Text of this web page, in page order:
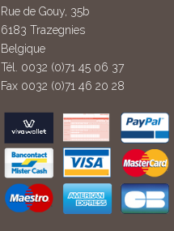
Rue de Gouy, 35b
6183 Trazegnies
Belgique
Tél. 0032 (0)71 45 06 37
Fax 0032 (0)71 46 20 28